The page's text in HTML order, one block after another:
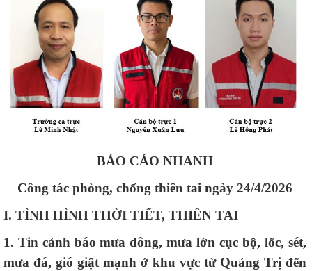
BÁO CÁO NHANH
Công tác phòng, chống thiên tai ngày 24/4/2026
I. TÌNH HÌNH THỜI TIẾT, THIÊN TAI
1. Tin cảnh báo mưa dông, mưa lớn cục bộ, lốc, sét,
mưa đá, gió giật mạnh ở khu vực từ Quảng Trị đến